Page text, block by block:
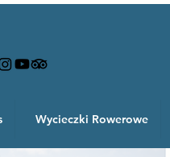
Wycieczki Rowerowe